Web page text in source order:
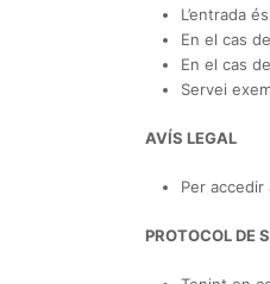
L’entrada
En el cas
En el cas
Servei
AVÍS LEGAL
Per accedir
PROTOCOL DE